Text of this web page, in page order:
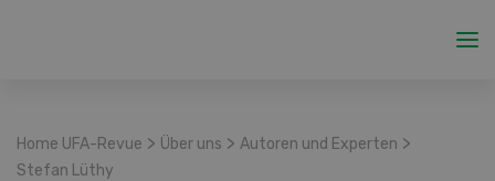
Home UFA-Revue > Über uns > Autoren und Experten >
Stefan Lüthy